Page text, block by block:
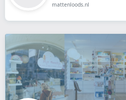
mattenloods.nl